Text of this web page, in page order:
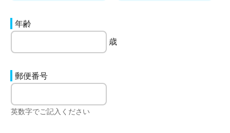
年齢
歳
郵便番号
英数字でご記入ください